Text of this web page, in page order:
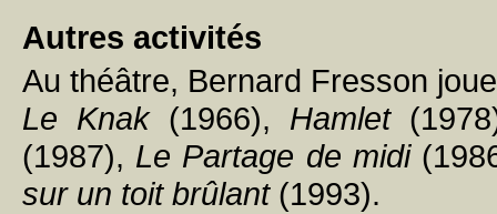
Autres activités
Au théâtre, Bernard Fresson
Le Knak(1966), Hamlet
(1987), Le Partage de midi
sur un toit brûlant(1993).